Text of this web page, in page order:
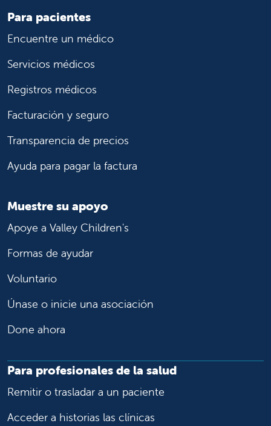
Para pacientes
Encuentre un médico
Servicios médicos
Registros médicos
Facturación y seguro
Transparencia de precios
Ayuda para pagar la factura
Muestre su apoyo
Apoye a Valley Children's
Formas de ayudar
Voluntario
Únase o inicie una asociación
Done ahora
Para profesionales de la salud
Remitir o trasladar a un paciente
Acceder a historias las clínicas